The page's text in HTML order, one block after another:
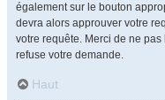
également sur le bouton
devra alors approuver votre
votre requête. Merci de ne pas
refuse votre demande.
Haut